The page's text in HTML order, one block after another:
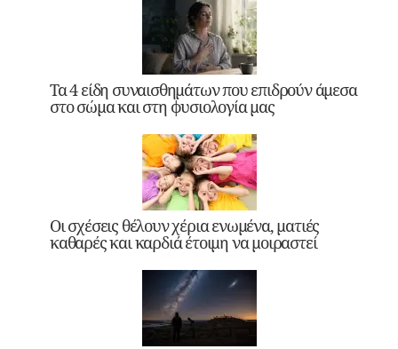
Τα 4 είδη συναισθημάτων που επιδρούν άμεσα
στο σώμα και στη φυσιολογία μας
Οι σχέσεις θέλουν χέρια ενωμένα, ματιές
καθαρές και καρδιά έτοιμη να μοιραστεί